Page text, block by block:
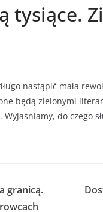
tysiące.
nastąpić mała
będą zielonymi
do czego
granicą.